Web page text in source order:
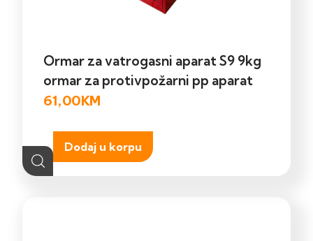
Ormar za vatrogasni aparat S9 9kg
ormar za protivpožarni pp aparat
61,00KM
Dodaj u korpu